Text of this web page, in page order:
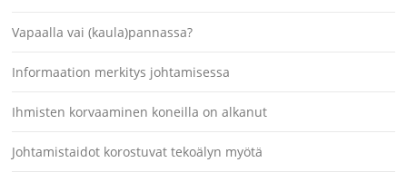
Vapaalla vai (kaula)pannassa?
Informaation merkitys johtamisessa
Ihmisten korvaaminen koneilla on alkanut
Johtamistaidot korostuvat tekoälyn myötä